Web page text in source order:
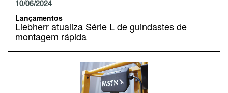
10/06/2024
Lançamentos
Liebherr atualiza Série L de guindastes de
montagem rápida